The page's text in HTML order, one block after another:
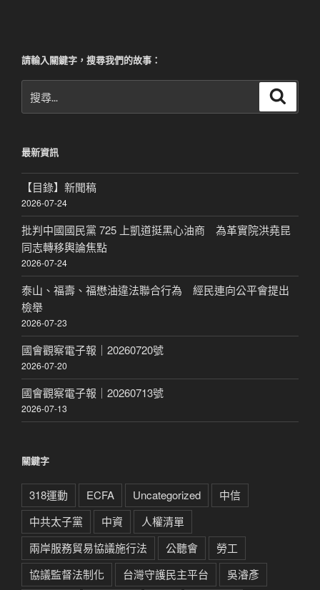
請輸入關鍵字，搜尋我們的故事：
尋
字:
最新資訊
【目錄】新聞稿
2026-07-24
批判中國國民黨 725 上凱道挺黑心油商 為革實院洪堯昆
同志轉移輿論焦點
2026-07-24
泰山、福壽、福懋油違法聯合行為 經民連向公平會提出
檢舉
2026-07-23
國會觀察電子報｜20260720號
2026-07-20
國會觀察電子報｜20260713號
2026-07-13
關鍵字
318運動 ECFA Uncategorized
中信
中共太子黨
中資
人權清單
兩岸服務貿易協議施行法
公聽會
勞工
協議監督法制化
台灣守護民主平台
吳濬彥